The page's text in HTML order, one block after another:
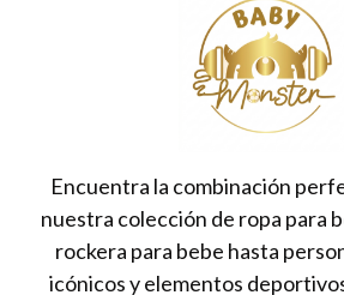
Encuentra la combinación
nuestra colección de ropa para
rockera para bebe hasta
icónicos y elementos